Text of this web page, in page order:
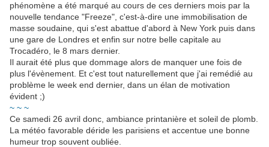
phénomène a été marqué au cours de ces derniers mois par la
nouvelle tendance "Freeze", c'est-à-dire une immobilisation de
masse soudaine, qui s'est abattue d'abord à New York puis dans
une gare de Londres et enfin sur notre belle capitale au
Trocadéro, le 8 mars dernier.
Il aurait été plus que dommage alors de manquer une fois de
plus l'évènement. Et c'est tout naturellement que j'ai remédié au
problème le week end dernier, dans un élan de motivation
évident ;)
~ ~ ~
Ce samedi 26 avril donc, ambiance printanière et soleil de plomb.
La météo favorable déride les parisiens et accentue une bonne
humeur trop souvent oubliée.